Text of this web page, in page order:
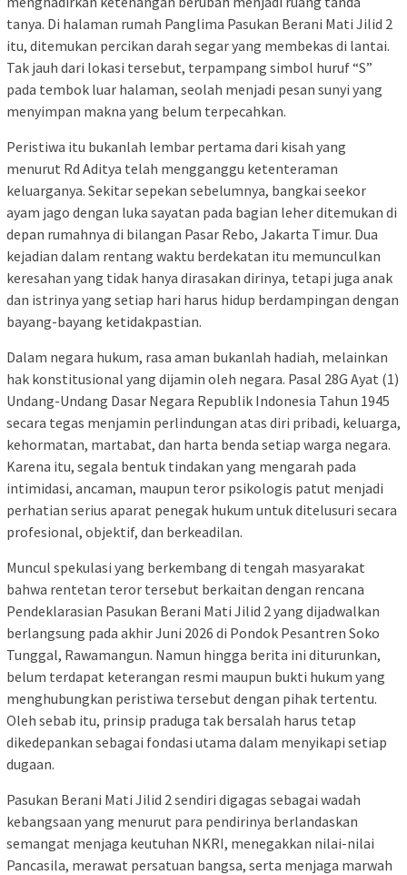
tanya. Di halaman rumah Panglima Pasukan Berani Mati Jilid 2
itu, ditemukan percikan darah segar yang membekas di lantai.
Tak jauh dari lokasi tersebut, terpampang simbol huruf “S”
pada tembok luar halaman, seolah menjadi pesan sunyi yang
menyimpan makna yang belum terpecahkan.
Peristiwa itu bukanlah lembar pertama dari kisah yang
menurut Rd Aditya telah mengganggu ketenteraman
keluarganya. Sekitar sepekan sebelumnya, bangkai seekor
ayam jago dengan luka sayatan pada bagian leher ditemukan di
depan rumahnya di bilangan Pasar Rebo, Jakarta Timur. Dua
kejadian dalam rentang waktu berdekatan itu memunculkan
keresahan yang tidak hanya dirasakan dirinya, tetapi juga anak
dan istrinya yang setiap hari harus hidup berdampingan dengan
bayang-bayang ketidakpastian.
Dalam negara hukum, rasa aman bukanlah hadiah, melainkan
hak konstitusional yang dijamin oleh negara. Pasal 28G Ayat (1)
Undang-Undang Dasar Negara Republik Indonesia Tahun 1945
secara tegas menjamin perlindungan atas diri pribadi, keluarga,
kehormatan, martabat, dan harta benda setiap warga negara.
Karena itu, segala bentuk tindakan yang mengarah pada
intimidasi, ancaman, maupun teror psikologis patut menjadi
perhatian serius aparat penegak hukum untuk ditelusuri secara
profesional, objektif, dan berkeadilan.
Muncul spekulasi yang berkembang di tengah masyarakat
bahwa rentetan teror tersebut berkaitan dengan rencana
Pendeklarasian Pasukan Berani Mati Jilid 2 yang dijadwalkan
berlangsung pada akhir Juni 2026 di Pondok Pesantren Soko
Tunggal, Rawamangun. Namun hingga berita ini diturunkan,
belum terdapat keterangan resmi maupun bukti hukum yang
menghubungkan peristiwa tersebut dengan pihak tertentu.
Oleh sebab itu, prinsip praduga tak bersalah harus tetap
dikedepankan sebagai fondasi utama dalam menyikapi setiap
dugaan.
Pasukan Berani Mati Jilid 2 sendiri digagas sebagai wadah
kebangsaan yang menurut para pendirinya berlandaskan
semangat menjaga keutuhan NKRI, menegakkan nilai-nilai
Pancasila, merawat persatuan bangsa, serta menjaga marwah